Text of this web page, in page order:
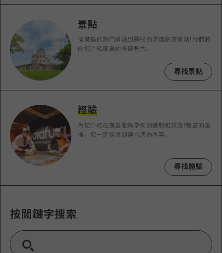
騎自行車
購物
運動
學習·體驗
標準
廣島市內
安芸
答對了
美北
宮島周邊
東山口
短途旅行
一日遊
答對了
美北
宮島周邊
東山口
愛媛
島根
即時訊息
有用的信息
列表
設施擁堵
超值遊覽門票
面向外國遊客的街角旅遊信息中心
HOME
新聞
景點
從廣島的熱門景點到隱秘的深度旅遊景點！我們將
向您介紹廣島的多樣魅力。
尋找景點
經驗
為您介紹在廣島能夠享受的體驗和旅遊！豐富的選
擇，您一定能找到適合您的內容。
尋找體驗
按關鍵字搜索